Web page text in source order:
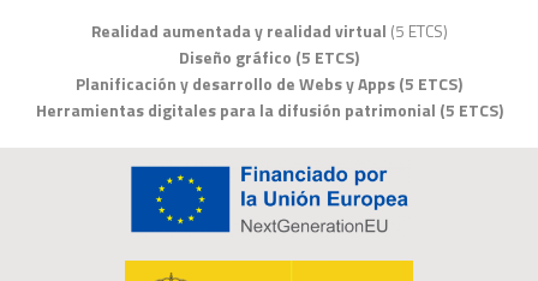
Realidad aumentada y realidad virtual (5 ETCS)
Diseño gráfico (5 ETCS)
Planificación y desarrollo de Webs y Apps (5 ETCS)
Herramientas digitales para la difusión patrimonial (5 ETCS)